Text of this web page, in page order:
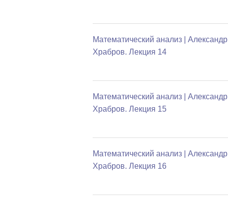
Математический анализ | Александр
Храбров. Лекция 14
Математический анализ | Александр
Храбров. Лекция 15
Математический анализ | Александр
Храбров. Лекция 16